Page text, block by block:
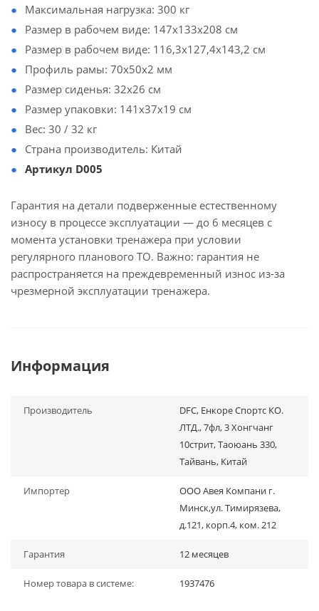
Максимальная нагрузка: 300 кг
Размер в рабочем виде: 147х133х208 см
Размер в рабочем виде: 116,3х127,4х143,2 см
Профиль рамы: 70х50х2 мм
Размер сиденья: 32х26 см
Размер упаковки: 141х37х19 см
Вес: 30 / 32 кг
Страна производитель: Китай
Артикул D005
Гарантия на детали подверженные естественному
износу в процессе эксплуатации — до 6 месяцев с
момента установки тренажера при условии
регулярного планового ТО. Важно: гарантия не
распространяется на преждевременный износ из-за
чрезмерной эксплуатации тренажера.
Информация
Производитель
DFC, Енкоре Спортс КО.
ЛТД., 7фл, 3 Хонгчанг
10стрит, Таоюань 330,
Тайвань, Китай
Импортер
ООО Авея Компани г.
Минск,ул. Тимирязева,
д.121, корп.4, ком. 212
Гарантия 12 месяцев
Номер товара в системе: 1937476